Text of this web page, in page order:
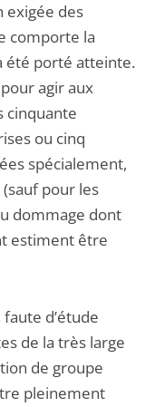
exigée des
comporte la
été porté atteinte.
agir aux
cinquante
ou cinq
spécialement,
pour les
dommage dont
estiment être
d’étude
de la très large
de groupe
pleinement